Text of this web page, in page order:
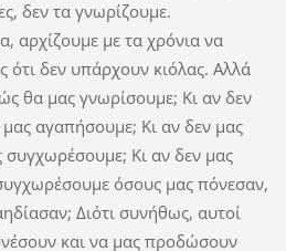
δεν τα γνωρίζουμε.
αρχίζουμε με τα χρόνια να
ότι δεν υπάρχουν κιόλας. Αλλά
θα μας γνωρίσουμε; Κι αν δεν
αγαπήσουμε; Κι αν δεν μας
Κι αν δεν μας
όσους μας πόνεσαν,
Διότι συνήθως, αυτοί
και να μας προδώσουν